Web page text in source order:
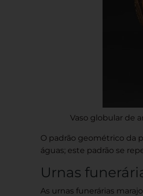
Vaso globular de
O padrão geométrico da
águas; este padrão se
Urnas
As urnas funerárias